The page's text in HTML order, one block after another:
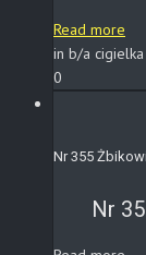
Read more
in b/a cigielka
0
Nr 355
Nr